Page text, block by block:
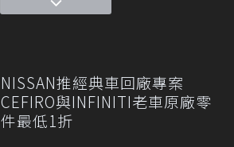
NISSAN推經典車回廠專案
CEFIRO與INFINITI老車原廠零
件最低1折